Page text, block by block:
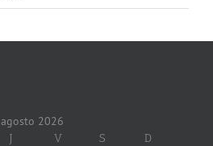
agosto 2026
J V S D